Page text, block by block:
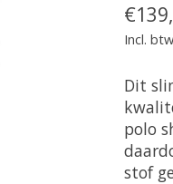
Incl. btw
Dit
polo
stof